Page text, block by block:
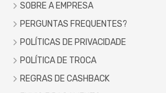
SOBRE A EMPRESA
PERGUNTAS FREQUENTES?
POLÍTICAS DE PRIVACIDADE
POLÍTICA DE TROCA
REGRAS DE CASHBACK